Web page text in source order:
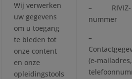
Wij verwerken
uw gegevens
om u toegang
te bieden tot
onze content
en onze
opleidingstools
– RIVIZ-
nummer
–
(e-mailadres,